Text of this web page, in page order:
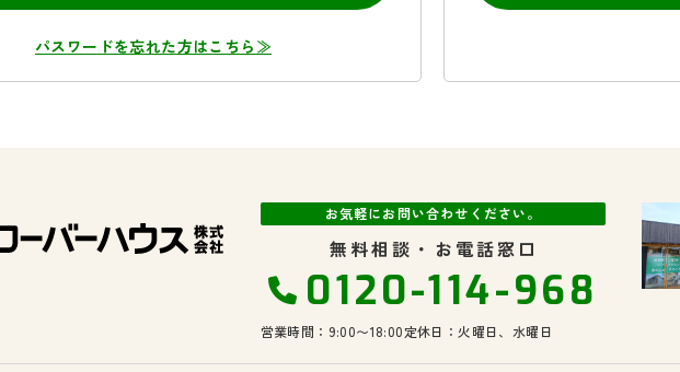
パスワードを忘れた方はこちら≫
お気軽にお問い合わせください。
無料相談・お電話窓口
0120-114-968
営業時間：9:00〜18:00定休日：火曜日、水曜日